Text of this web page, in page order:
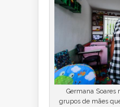
Germana
grupos de mães